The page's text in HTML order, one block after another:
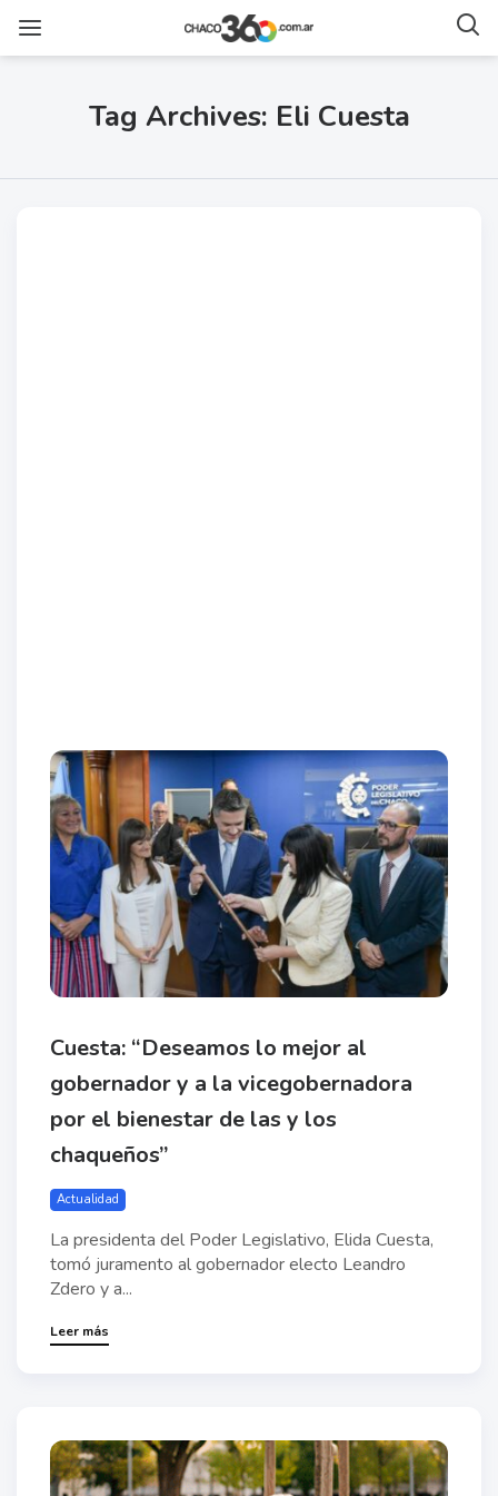
Tag Archives: Eli Cuesta
Cuesta: “Deseamos lo mejor al
gobernador y a la vicegobernadora
por el bienestar de las y los
chaqueños”
Actualidad
La presidenta del Poder Legislativo, Elida Cuesta,
tomó juramento al gobernador electo Leandro
Zdero y a...
Leer más